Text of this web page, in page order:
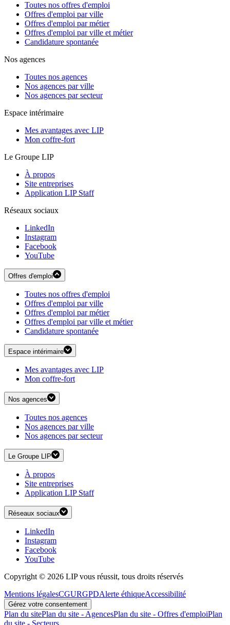
Toutes nos offres d'emploi
Offres d'emploi par ville
Offres d'emploi par métier
Offres d'emploi par ville et métier
Candidature spontanée
Nos agences
Toutes nos agences
Nos agences par ville
Nos agences par secteur
Espace intérimaire
Mes avantages avec LIP
Mon coffre-fort
Le Groupe LIP
À propos
Site entreprises
Application LIP Staff
Réseaux sociaux
LinkedIn
Instagram
Facebook
YouTube
Offres d'emploi
Toutes nos offres d'emploi
Offres d'emploi par ville
Offres d'emploi par métier
Offres d'emploi par ville et métier
Candidature spontanée
Espace intérimaire
Mes avantages avec LIP
Mon coffre-fort
Nos agences
Toutes nos agences
Nos agences par ville
Nos agences par secteur
Le Groupe LIP
À propos
Site entreprises
Application LIP Staff
Réseaux sociaux
LinkedIn
Instagram
Facebook
YouTube
Copyright © 2026 LIP vous réussit, tous droits réservés
Mentions légalesCGURGPDAlerte éthiqueAccessibilité
Gérez votre consentement
Plan du sitePlan du site - AgencesPlan du site - Offres d'emploiPlan